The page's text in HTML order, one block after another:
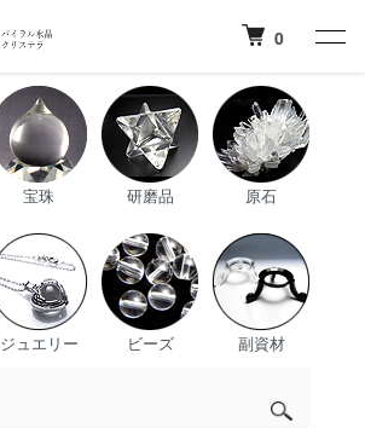
0
宝珠 研磨品 原石
ジュエリー ビーズ 副資材